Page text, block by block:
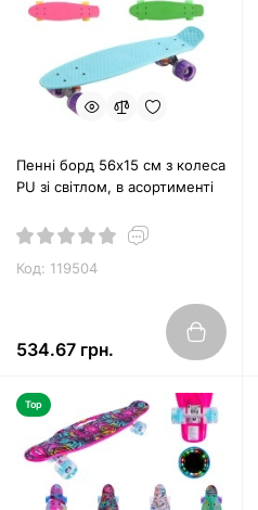
Пенні борд 56х15 см з колеса
PU зі світлом, в асортименті
Код: 119504
534.67 грн.
Top